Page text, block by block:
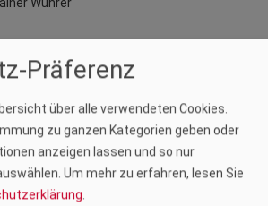
Präferenz
über alle verwendeten Cookies.
zu ganzen Kategorien geben oder
anzeigen lassen und so nur
Um mehr zu erfahren, lesen Sie
Martin Emmerer
Gruber (Stv. Vorsitz)
BSc